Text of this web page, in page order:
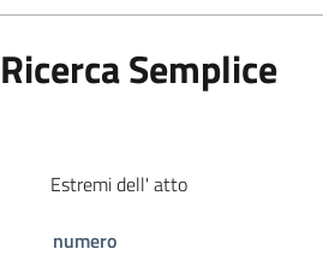
Ricerca Semplice
Estremi dell' atto
numero